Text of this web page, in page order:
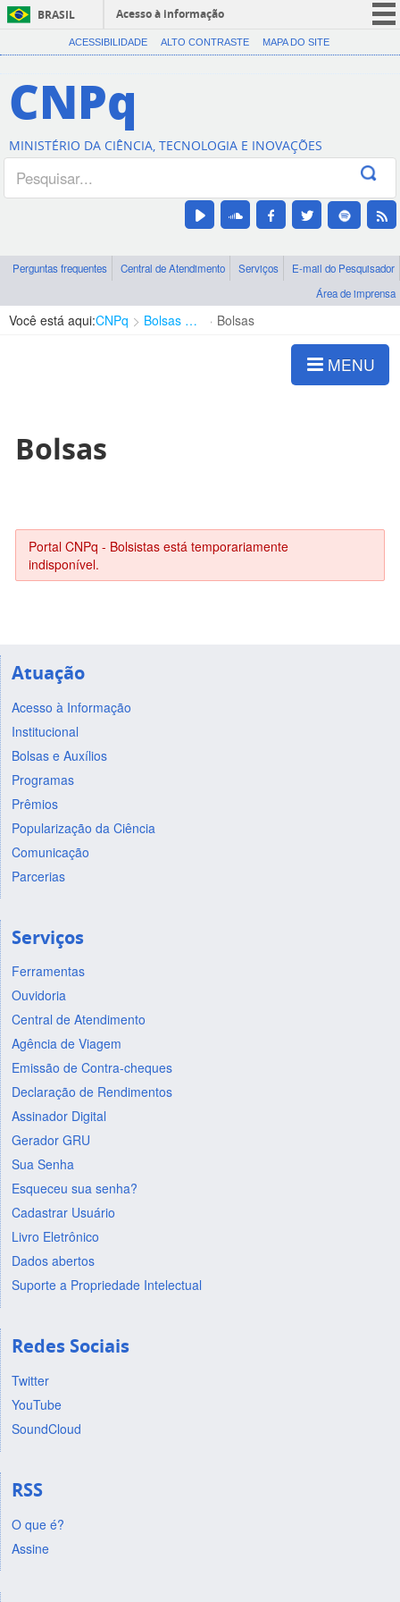
BRASIL
Acesso à informação
CORONAVÍRUS (COVID-19)
Canais
ACESSIBILIDADE ALTO CONTRASTE MAPA DO SITE
CNPq
MINISTÉRIO DA CIÊNCIA, TECNOLOGIA E INOVAÇÕES
Perguntas frequentes Central de Atendimento Serviços
E-mail do Pesquisador
Área de imprensa
Você está aqui:CNPq Bolsas e Auxílios Vigentes Bolsas
MENU
Bolsas
Portal CNPq - Bolsistas está temporariamente
indisponível.
Atuação
Acesso à Informação
Institucional
Bolsas e Auxílios
Programas
Prêmios
Popularização da Ciência
Comunicação
Parcerias
Serviços
Ferramentas
Ouvidoria
Central de Atendimento
Agência de Viagem
Emissão de Contra-cheques
Declaração de Rendimentos
Assinador Digital
Gerador GRU
Sua Senha
Esqueceu sua senha?
Cadastrar Usuário
Livro Eletrônico
Dados abertos
Suporte a Propriedade Intelectual
Redes Sociais
Twitter
YouTube
SoundCloud
RSS
O que é?
Assine